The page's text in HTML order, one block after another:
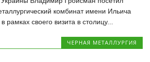
комбинат имени Ильича
своего визита в столицу...
ЧЕРНАЯ МЕТАЛЛУРГИЯ